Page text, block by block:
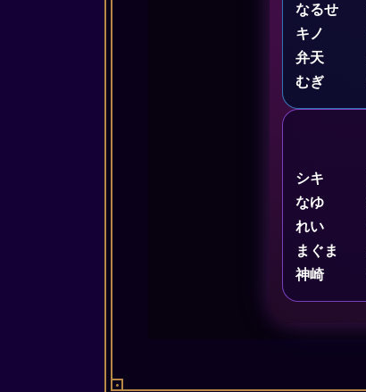
なるせ
キノ
弁天
むぎ
シキ
なゆ
れい
まぐま
神崎